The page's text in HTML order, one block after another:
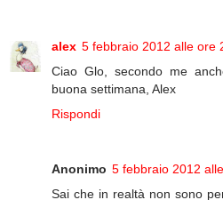
alex 5 febbraio 2012 alle ore
Ciao Glo, secondo me
buona settimana, Alex
Rispondi
Anonimo 5 febbraio 2012
Sai che in realtà non sono